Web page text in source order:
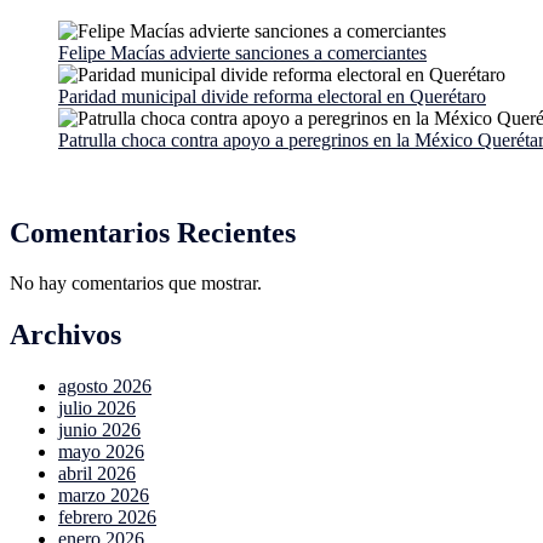
Felipe Macías advierte sanciones a comerciantes
Paridad municipal divide reforma electoral en Querétaro
Patrulla choca contra apoyo a peregrinos en la México
Comentarios Recientes
No hay comentarios que mostrar.
Archivos
agosto 2026
julio 2026
junio 2026
mayo 2026
abril 2026
marzo 2026
febrero 2026